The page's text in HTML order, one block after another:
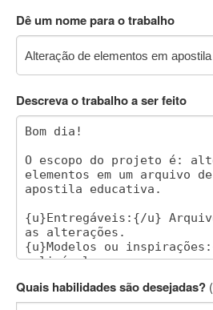
Dê um nome para o trabalho
Descreva o trabalho a ser feito
Quais habilidades são desejadas?